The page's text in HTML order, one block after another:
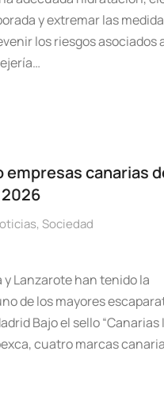
y extremar las
los riesgos asociados
empresas canarias
2026
, Sociedad
y Lanzarote han tenido la
de los mayores
Bajo el sello “Canarias
cuatro marcas